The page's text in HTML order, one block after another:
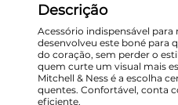
Descrição
Acessório indispensável para
desenvolveu este boné para
do coração, sem perder o
quem curte um visual mais
Mitchell & Ness é a escolha
quentes. Confortável, conta
eficiente.